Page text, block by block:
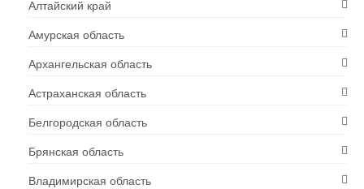
Алтайский край
Амурская область
Архангельская область
Астраханская область
Белгородская область
Брянская область
Владимирская область